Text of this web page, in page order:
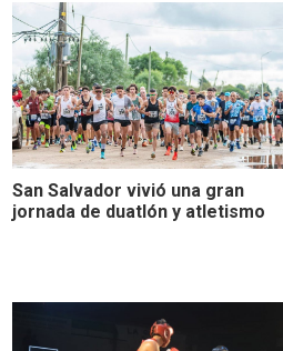
San Salvador vivió una gran
jornada de duatlón y atletismo